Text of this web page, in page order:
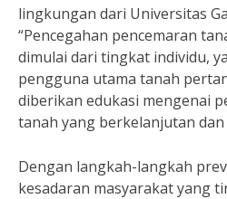
lingkungan dari Universitas
“Pencegahan pencemaran
dimulai dari tingkat individu,
pengguna utama tanah
diberikan edukasi mengenai
tanah yang berkelanjutan
Dengan langkah-langkah
kesadaran masyarakat yang